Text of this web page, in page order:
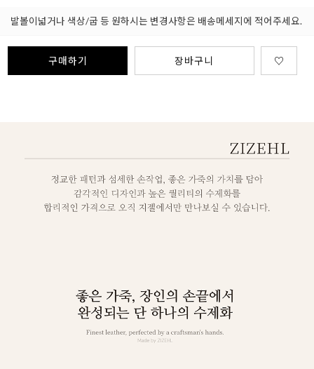
발볼이넓거나 색상/굽 등 원하시는 변경사항은 배송메세지에 적어주세요.
구매하기 장바구니 ♡